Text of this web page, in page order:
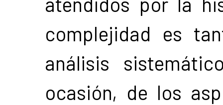
complejidad es
análisis
ocasión, de los